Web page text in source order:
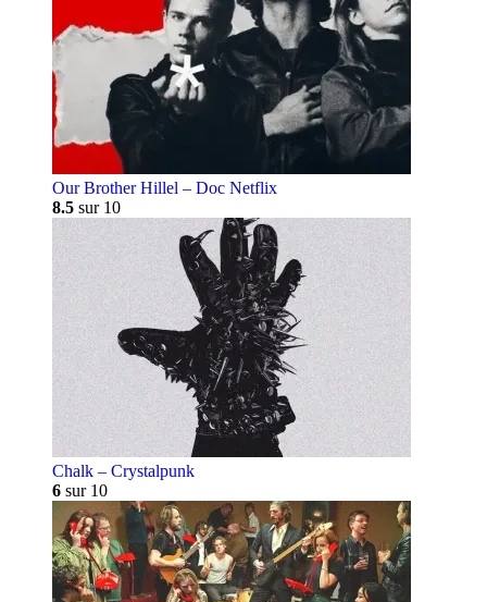
Our Brother Hillel – Doc Netflix
8.5 sur 10
Chalk – Crystalpunk
6 sur 10